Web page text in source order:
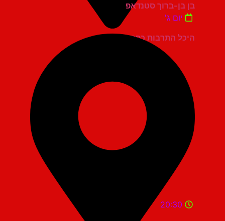
היכל התרבות כפר סבא
בן בן-ברוך סטנדאפ
יום ג'
20:30